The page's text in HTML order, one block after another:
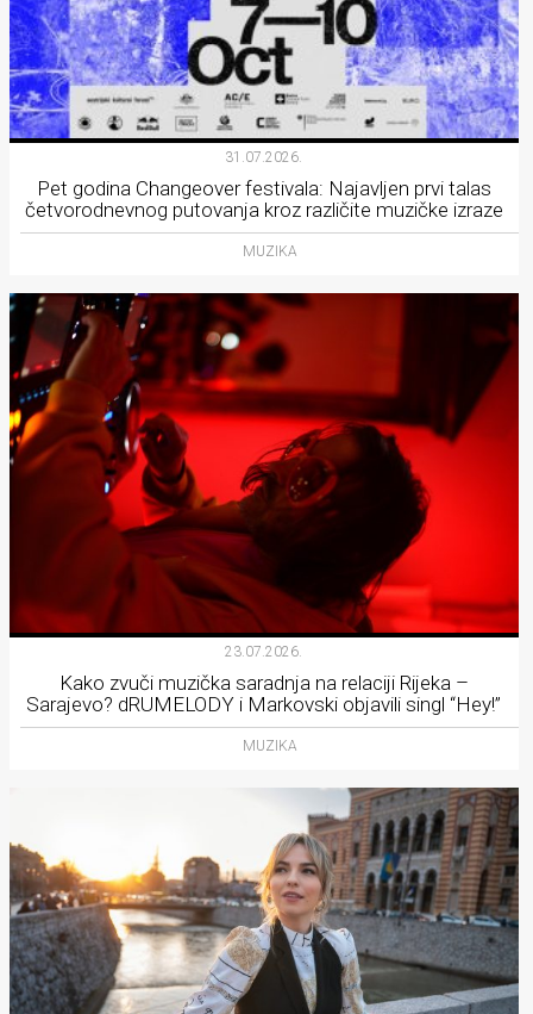
31.07.2026.
Pet godina Changeover festivala: Najavljen prvi talas
četvorodnevnog putovanja kroz različite muzičke izraze
MUZIKA
23.07.2026.
Kako zvuči muzička saradnja na relaciji Rijeka –
Sarajevo? dRUMELODY i Markovski objavili singl “Hey!”
MUZIKA